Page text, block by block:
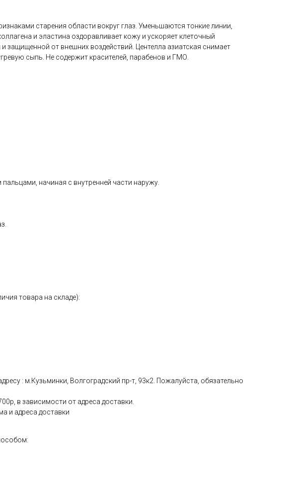
старения области вокруг глаз. Уменьшаются тонкие линии,
и эластина оздоравливает кожу и ускоряет клеточный
защищенной от внешних воздействий. Центелла азиатская снимает
сыпь. Не содержит красителей, парабенов и ГМО.
начиная с внутренней части наружу.
товара на складе):
: м.Кузьминки, Волгоградский пр-т, 93к2. Пожалуйста, обязательно
в зависимости от адреса доставки.
и адреса доставки